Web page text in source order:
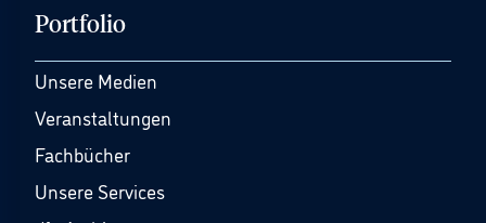
Portfolio
Unsere Medien
Veranstaltungen
Fachbücher
Unsere Services